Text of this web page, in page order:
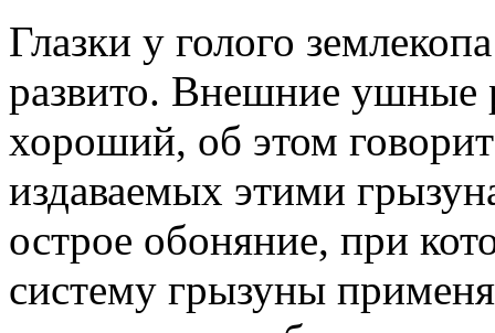
Глазки у голого
развито. Внешние ушные
хороший, об этом
издаваемых этими
острое обоняние, при
систему грызуны